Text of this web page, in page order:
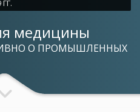
медицины
О ПРОМЫШЛЕННЫХ